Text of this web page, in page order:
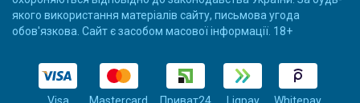
якого використання матеріалів сайту, письмова угода
обов'язкова. Сайт є засобом масової інформації. 18+